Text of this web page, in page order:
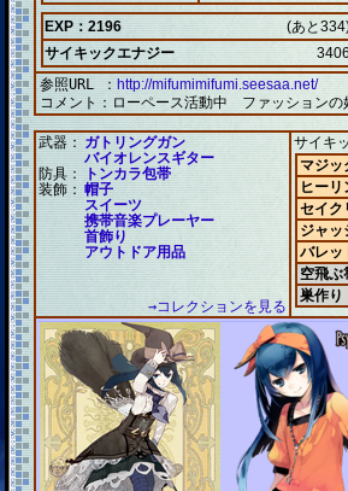
EXP：2196
(あと
サイキックエナジー
3406
参照URL ： http://mifumimifumi.seesaa.net/
コメント： ローペース活動中 ファッションの
武器： ガトリングガン
バイオレンスギター
防具：
トンカラ包帯
装飾： 帽子
スイーツ
携帯音楽プレーヤー
首飾り
アウトドア用品
→コレクションを見る
サイキ
マジッ
ヒーリ
セイク
ジャッ
バレッ
空飛ぶ
巣作り